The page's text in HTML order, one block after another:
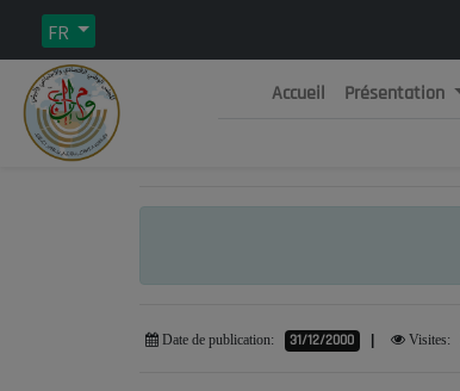
FR
Accueil Présentation
Date de publication: 31/12/2000 Visites: